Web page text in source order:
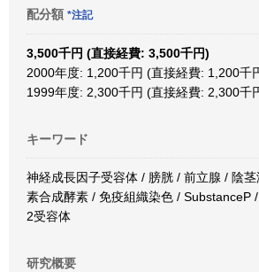
配分額 *注記
3,500千円 (直接経費: 3,500千円)
2000年度: 1,200千円 (直接経費: 1,200千
1999年度: 2,300千円 (直接経費: 2,300千
キーワード
神経成長因子受容体 / 膀胱 / 前立腺 / 陰
素合成酵素 / 免疫組織染色 / SubstanceP
2受容体
研究概要